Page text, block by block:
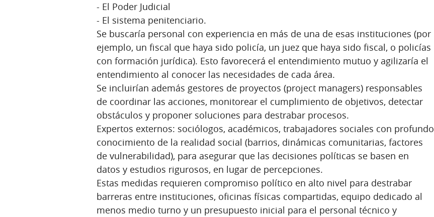
- El Poder Judicial
- El sistema penitenciario.
Se buscaría personal con experiencia en más de una de esas instituciones (por
ejemplo, un fiscal que haya sido policía, un juez que haya sido fiscal, o policías
con formación jurídica). Esto favorecerá el entendimiento mutuo y agilizaría el
entendimiento al conocer las necesidades de cada área.
Se incluirían además gestores de proyectos (project managers) responsables
de coordinar las acciones, monitorear el cumplimiento de objetivos, detectar
obstáculos y proponer soluciones para destrabar procesos.
Expertos externos: sociólogos, académicos, trabajadores sociales con profundo
conocimiento de la realidad social (barrios, dinámicas comunitarias, factores
de vulnerabilidad), para asegurar que las decisiones políticas se basen en
datos y estudios rigurosos, en lugar de percepciones.
Estas medidas requieren compromiso político en alto nivel para destrabar
barreras entre instituciones, oficinas físicas compartidas, equipo dedicado al
menos medio turno y un presupuesto inicial para el personal técnico y